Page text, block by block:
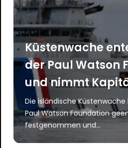
Küstenwache
der Paul Watson
und nimmt
Die isländische
Paul Watson Foundation
festgenommen und...